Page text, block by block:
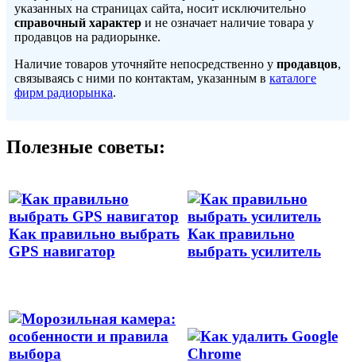
указанных на страницах сайта, носит исключительно
справочный характер и не означает наличие товара у
продавцов на радиорынке.
Наличие товаров уточняйте непосредственно у продавцов,
связываясь с ними по контактам, указанным в каталоге
фирм радиорынка.
Полезные советы:
Как правильно выбрать
GPS навигатор
Как правильно
выбрать усилитель